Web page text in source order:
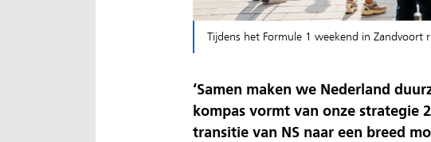
Tijdens het Formule 1 weekend in
‘Samen maken we Nederland
kompas vormt van onze strategie
transitie van NS naar een breed